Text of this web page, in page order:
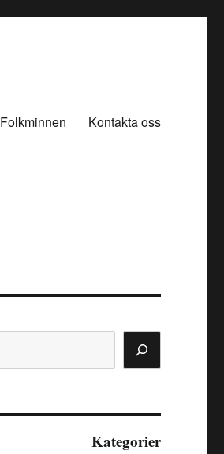
Folkminnen Kontakta oss
Kategorier